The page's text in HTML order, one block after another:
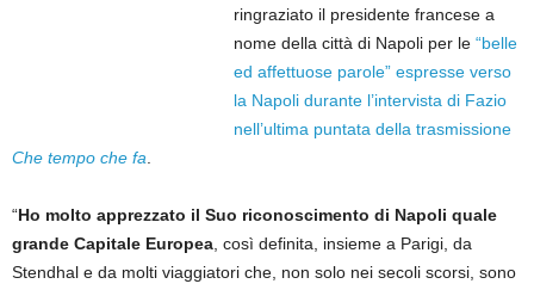
ringraziato il presidente francese a
nome della città di Napoli per le“belle
ed affettuose parole” espresse verso
la Napoli durante l’intervista di Fazio
nell’ultima puntata della trasmissione
Che tempo che fa
“Ho molto apprezzato il Suo riconoscimento di Napoli quale
grande Capitale Europea , così definita, insieme a Parigi, da
Stendhal e da molti viaggiatori che, non solo nei secoli scorsi, sono